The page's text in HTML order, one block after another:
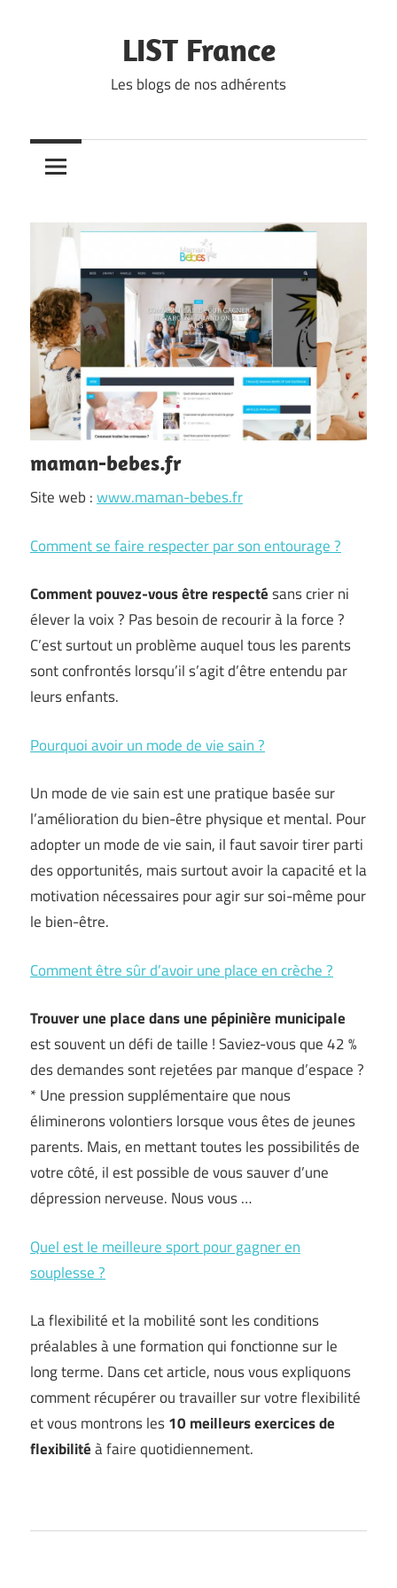
LIST France
Les blogs de nos adhérents
maman-bebes.fr
Site web :www.maman-bebes.fr
Comment se faire respecter par son entourage ?
Comment pouvez-vous être respectésans crier ni
élever la voix ? Pas besoin de recourir à la force ?
C’est surtout un problème auquel tous les parents
sont confrontés lorsqu’il s’agit d’être entendu par
leurs enfants.
Pourquoi avoir un mode de vie sain ?
Un mode de vie sain est une pratique basée sur
l’amélioration du bien-être physique et mental. Pour
adopter un mode de vie sain, il faut savoir tirer parti
des opportunités, mais surtout avoir la capacité et la
motivation nécessaires pour agir sur soi-même pour
le bien-être.
Comment être sûr d’avoir une place en crèche ?
Trouver une place dans une pépinière municipale
est souvent un défi de taille ! Saviez-vous que 42 %
des demandes sont rejetées par manque d’espace ?
* Une pression supplémentaire que nous
éliminerons volontiers lorsque vous êtes de jeunes
parents. Mais, en mettant toutes les possibilités de
votre côté, il est possible de vous sauver d’une
dépression nerveuse. Nous vous …
Quel est le meilleure sport pour gagner en
souplesse ?
La flexibilité et la mobilité sont les conditions
préalables à une formation qui fonctionne sur le
long terme. Dans cet article, nous vous expliquons
comment récupérer ou travailler sur votre flexibilité
et vous montrons les10 meilleurs exercices de
flexibilitéà faire quotidiennement.